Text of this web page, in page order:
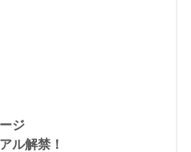
ジ
ル解禁！